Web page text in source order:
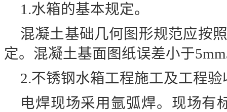
1.水箱的基本规定。
混凝土基础几何图形规范应按照
定。混凝土基面图纸误差小于
2.不锈钢水箱工程施工及工程验
电焊现场采用氩弧焊。现场有